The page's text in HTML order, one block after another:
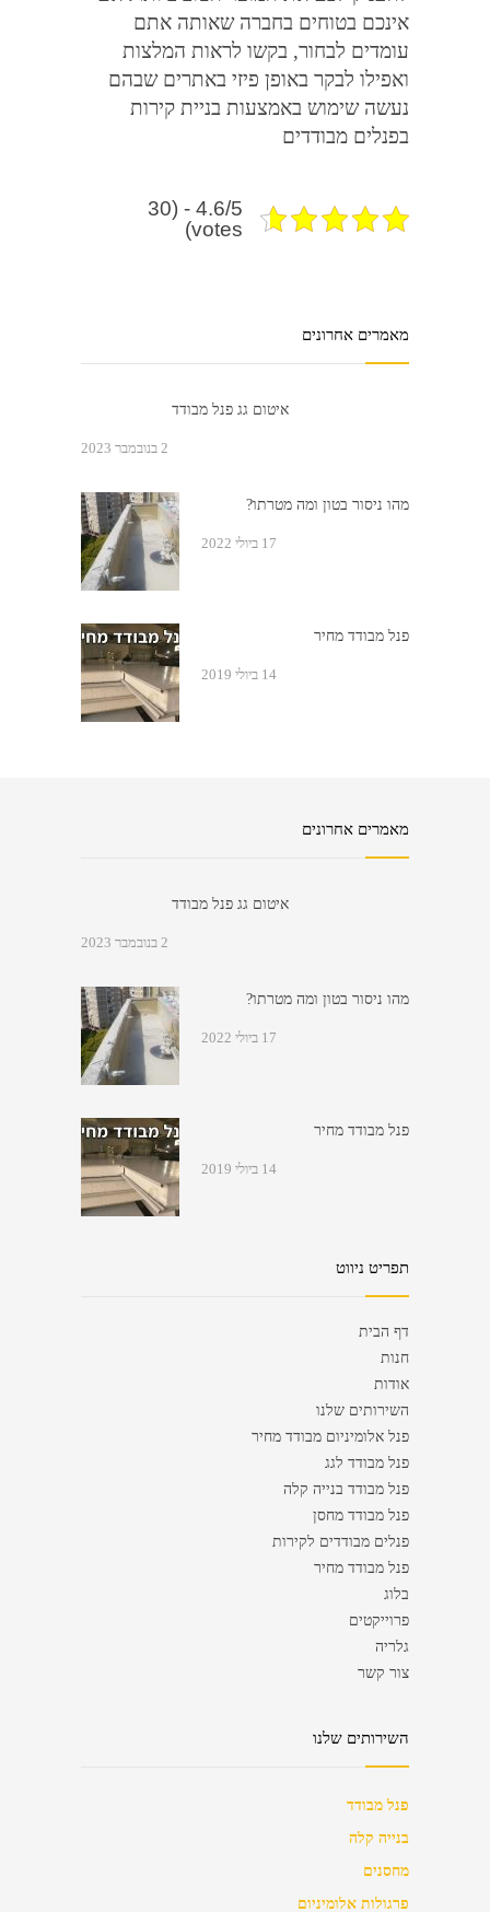
אינכם בטוחים בחברה שאותה אתם
עומדים לבחור, בקשו לראות המלצות
ואפילו לבקר באופן פיזי באתרים שבהם
נעשה שימוש באמצעות בניית קירות
בפנלים מבודדים
4.6/5 - (30
votes)
מאמרים אחרונים
איטום גג פנל מבודד
2 בנובמבר 2023
מהו ניסור בטון ומה מטרתו?
17 ביולי 2022
פנל מבודד מחיר
14 ביולי 2019
מאמרים אחרונים
איטום גג פנל מבודד
2 בנובמבר 2023
מהו ניסור בטון ומה מטרתו?
17 ביולי 2022
פנל מבודד מחיר
14 ביולי 2019
תפריט ניווט
דף הבית
חנות
אודות
השירותים שלנו
פנל אלומיניום מבודד מחיר
פנל מבודד לגג
פנל מבודד בנייה קלה
פנל מבודד מחסן
פנלים מבודדים לקירות
פנל מבודד מחיר
בלוג
פרוייקטים
גלריה
צור קשר
השירותים שלנו
פנל מבודד
בנייה קלה
מחסנים
פרגולות אלומיניום